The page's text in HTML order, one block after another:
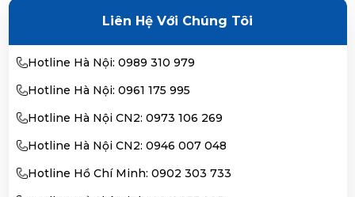
Liên Hệ Với Chúng Tôi
Hotline Hà Nội: 0989 310 979
Hotline Hà Nội: 0961 175 995
Hotline Hà Nội CN2: 0973 106 269
Hotline Hà Nội CN2: 0946 007 048
Hotline Hồ Chí Minh: 0902 303 733